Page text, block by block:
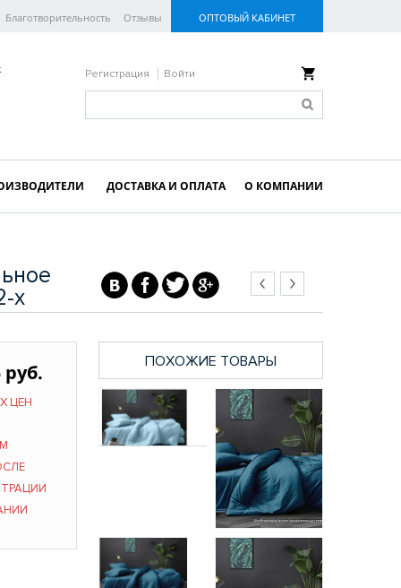
Благотворительность Отзывы ОПТОВЫЙ КАБИНЕТ
Регистрация Войти
ДОСТАВКА И ОПЛАТА О КОМПАНИИ
х
руб.
ЦЕН
ПОХОЖИЕ ТОВАРЫ